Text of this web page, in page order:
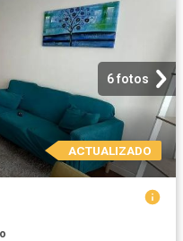
6 fotos
ACTUALIZADO